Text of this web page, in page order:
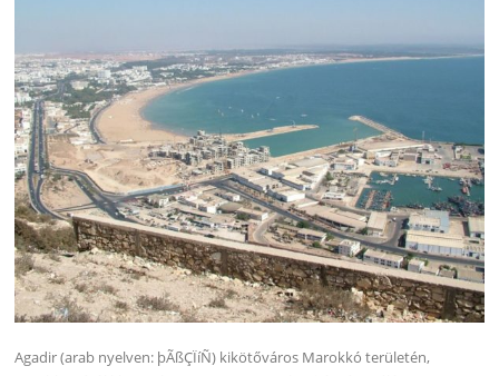
Agadir (arab nyelven: þÃßÇÏíÑ) kikötőváros Marokkó területén,